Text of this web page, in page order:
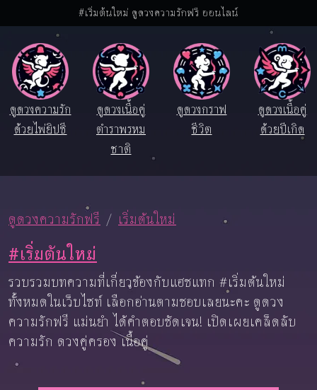
#เริ่มต้นใหม่ ดูดวงความรักฟรี ออนไลน์
ดูดวงความรัก
ด้วยไพ่ยิปซี
ดูดวงเนื้อคู่
ตำราพรหม
ชาติ
ดูดวงกราฟ
ชีวิต
ดูดวงเนื้อคู่
ด้วยปีเกิด
ดูดวงความรักฟรี เริ่มต้นใหม่
#เริ่มต้นใหม่
รวบรวมบทความที่เกี่ยวข้องกับแฮชแทก #เริ่มต้นใหม่
ทั้งหมดในเว็บไซท์ เลือกอ่านตามชอบเลยนะคะ ดูดวง
ความรักฟรี แม่นยำ ได้คำตอบชัดเจน! เปิดเผยเคล็ดลับ
ความรัก ดวงคู่ครอง เนื้อคู่